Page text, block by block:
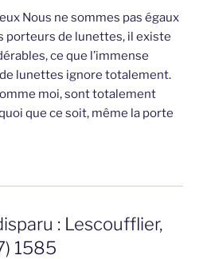
Nous ne sommes pas égaux
porteurs de lunettes, il existe
ce que l’immense
lunettes ignore totalement.
moi, sont totalement
que ce soit, même la porte
: Lescoufflier,
1585